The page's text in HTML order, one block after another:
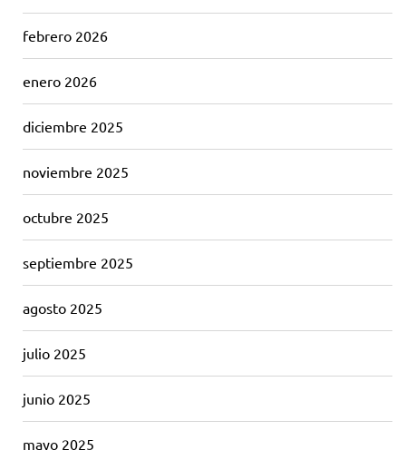
febrero 2026
enero 2026
diciembre 2025
noviembre 2025
octubre 2025
septiembre 2025
agosto 2025
julio 2025
junio 2025
mayo 2025